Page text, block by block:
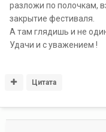
разложи по полочкам,
закрытие фестиваля.
А там глядишь и не
Удачи и с уважением !
Цитата